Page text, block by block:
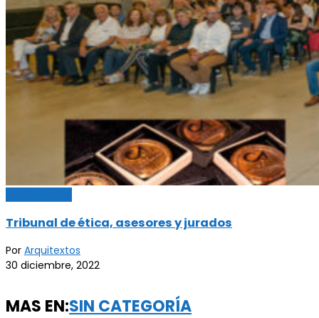
Tribunal de ética, asesores y jurados
Por Arquitextos
30 diciembre, 2022
MAS EN:SIN CATEGORÍA